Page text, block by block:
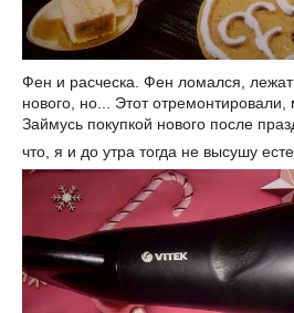
Фен и расческа. Фен ломался, лежат
нового, но... Этот отремонтировали,
Займусь покупкой нового после
что, я и до утра тогда не высушу